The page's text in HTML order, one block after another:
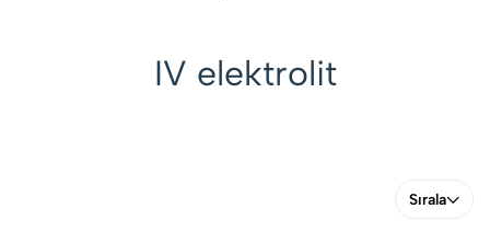
IV elektrolit
Sırala